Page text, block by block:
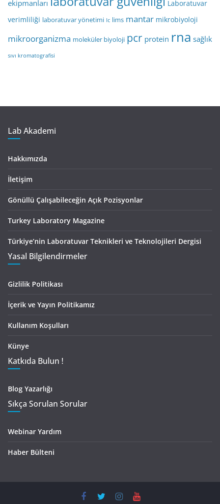
ekipmanları
Laboratuvar
verimliliği laboratuvar yönetimi lc lims mantar mikrobiyoloji
mikroorganizma moleküler biyoloji pcr protein rna sağlık
sıvı kromatografisi
Lab Akademi
Hakkımızda
İletişim
Gönüllü Çalışabileceğin Açık Pozisyonlar
Turkey Laboratory Magazine
Türkiye’nin Laboratuvar Teknikleri ve Teknolojileri Dergisi
Yasal Bilgilendirmeler
Gizlilik Politikası
İçerik ve Yayın Politikamız
Kullanım Koşulları
Künye
Katkıda Bulun !
Blog Yazarlığı
Sıkça Sorulan Sorular
Webinar Yardım
Haber Bülteni